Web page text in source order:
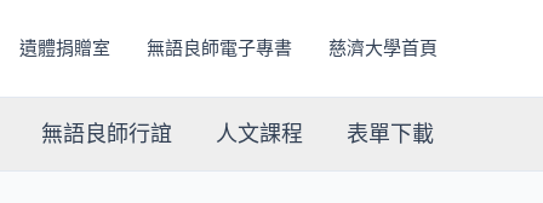
遺體捐贈室 無語良師電子專書 慈濟大學首頁
無語良師行誼 人文課程 表單下載